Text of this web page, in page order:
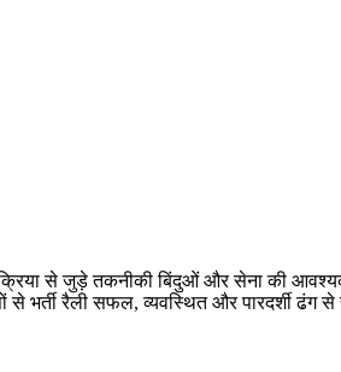
से जुड़े तकनीकी बिंदुओं और सेना की
भर्ती रैली सफल, व्यवस्थित और पारदर्शी ढंग से